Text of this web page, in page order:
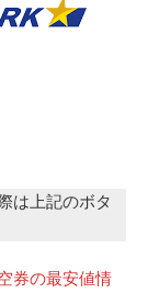
は上記のボタ
券の最安値情